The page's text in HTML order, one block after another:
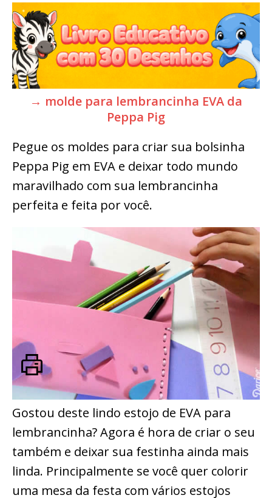
→ molde para lembrancinha EVA da
Peppa Pig
Pegue os moldes para criar sua bolsinha
Peppa Pig em EVA e deixar todo mundo
maravilhado com sua lembrancinha
perfeita e feita por você.
Gostou deste lindo estojo de EVA para
lembrancinha? Agora é hora de criar o seu
também e deixar sua festinha ainda mais
linda. Principalmente se você quer colorir
uma mesa da festa com vários estojos